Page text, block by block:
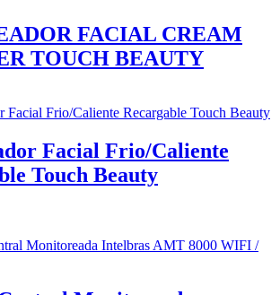
FACIAL CREAM
TOUCH BEAUTY
Facial Frio/Caliente
Touch Beauty